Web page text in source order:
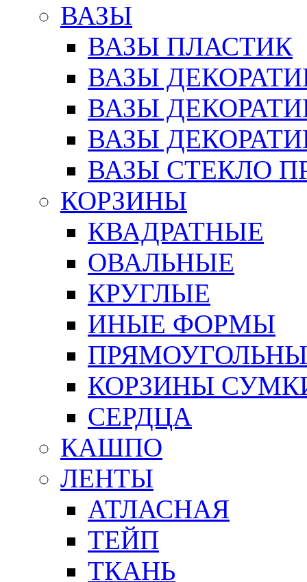
ВАЗЫ
ВАЗЫ ПЛАСТИК
ВАЗЫ
ВАЗЫ
ВАЗЫ
ВАЗЫ СТЕКЛО
КОРЗИНЫ
КВАДРАТНЫЕ
ОВАЛЬНЫЕ
КРУГЛЫЕ
ИНЫЕ ФОРМЫ
КОРЗИНЫ
СЕРДЦА
КАШПО
ЛЕНТЫ
АТЛАСНАЯ
ТЕЙП
ТКАНЬ